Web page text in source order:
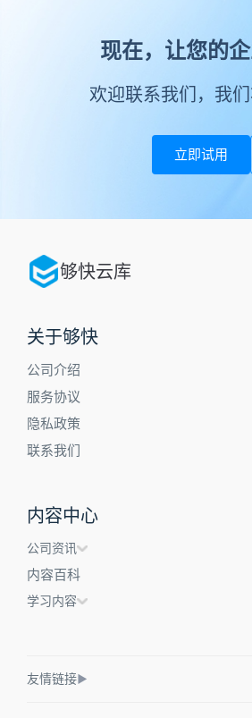
现在，让您的
欢迎联系我们，我
立即试用
够快云库
关于够快
公司介绍
服务协议
隐私政策
联系我们
内容中心
公司资讯
内容百科
学习内容
友情链接▶